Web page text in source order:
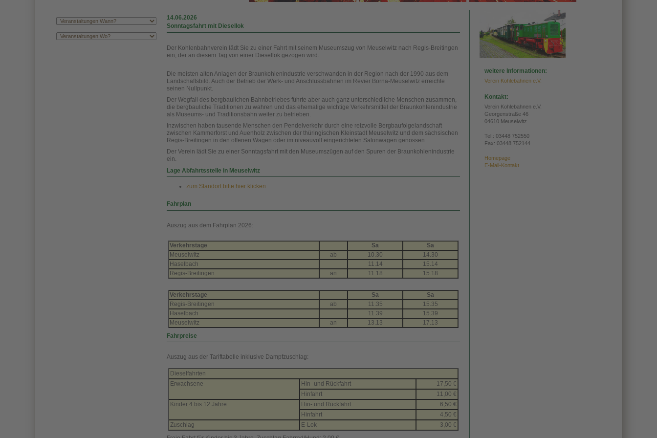
14.06.2026
Sonntagsfahrt mit Diesellok
Der Kohlenbahnverein lädt Sie zu einer Fahrt mit seinem Museumszug von Meuselwitz nach Regis-Breitingen
ein, der an diesem Tag von einer Diesellok gezogen wird.
Die meisten alten Anlagen der Braunkohlenindustrie verschwanden in der Region nach der 1990 aus dem
Landschaftsbild. Auch der Betrieb der Werk- und Anschlussbahnen im Revier Borna-Meuselwitz erreichte
seinen Nullpunkt.
Der Wegfall des bergbaulichen Bahnbetriebes führte aber auch ganz unterschiedliche Menschen zusammen,
die bergbauliche Traditionen zu wahren und das ehemalige wichtige Verkehrsmittel der Braunkohlenindustrie
als Museums- und Traditionsbahn weiter zu betrieben.
Inzwischen haben tausende Menschen den Pendelverkehr durch eine reizvolle Bergbaufolgelandschaft
zwischen Kammerforst und Auenholz zwischen der thüringischen Kleinstadt Meuselwitz und dem sächsischen
Regis-Breitingen in den offenen Wagen oder im niveauvoll eingerichteten Salonwagen genossen.
Der Verein lädt Sie zu einer Sonntagsfahrt mit den Museumszügen auf den Spuren der Braunkohlenindustrie
ein.
Lage Abfahrtsstelle in Meuselwitz
zum Standort bitte hier klicken
Fahrplan
Auszug aus dem Fahrplan 2026:
Verkehrstage Sa
Sa
Meuselwitz
ab 10.30
14.30
Haselbach
11.14
15.14
Regis-Breitingen
an 11.18 15.18
Verkehrstage Sa
Sa
Regis-Breitingen
ab 11.35
15.35
Haselbach
11.39
15.39
Meuselwitz
an 13.13
17.13
Fahrpreise
Auszug aus der Tariftabelle inklusive Dampfzuschlag:
Dieselfahrten
Erwachsene
Hin- und Rückfahrt
17,50 €
Hinfahrt
11,00 €
Kinder 4 bis 12 Jahre
Hin- und Rückfahrt
6,50 €
Hinfahrt
4,50 €
Zuschlag
E-Lok
3,00 €
weitere Informationen:
Verein Kohlebahnen e.V.
Kontakt:
Verein Kohlebahnen e.V.
Georgenstraße 46
04610 Meuselwitz
Tel.: 03448 752550
Fax: 03448 752144
Homepage
E-Mail-Kontakt